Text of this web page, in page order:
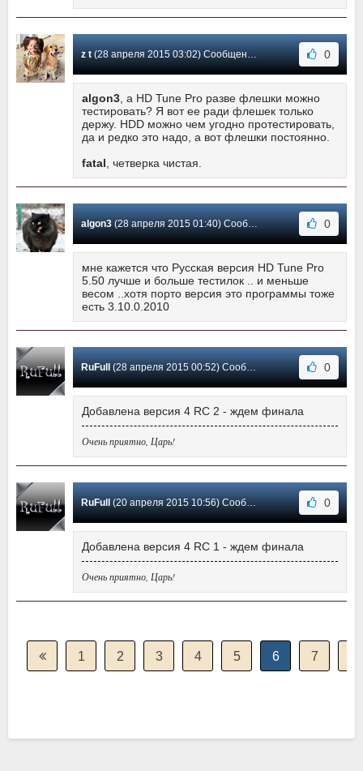
z t(28 апреля 2015 03:02) Сообщение #52 0
algon3 , а HD Tune Pro разве флешки можно
тестировать? Я вот ее ради флешек только
держу. HDD можно чем угодно протестировать,
да и редко это надо, а вот флешки постоянно.
fatal , четверка чистая.
algon3(28 апреля 2015 01:40) Сообщение #51 0
мне кажется что Русская версия HD Tune Pro
5.50 лучше и больше тестилок .. и меньше
весом ..хотя порто версия это программы тоже
есть 3.10.0.2010
RuFull(28 апреля 2015 00:52) Сообщение #50 0
Добавлена версия 4 RC 2 - ждем финала
Очень приятно, Царь!
RuFull(20 апреля 2015 10:56) Сообщение #49 0
Добавлена версия 4 RC 1 - ждем финала
Очень приятно, Царь!
1 2 3 4 5 6 7